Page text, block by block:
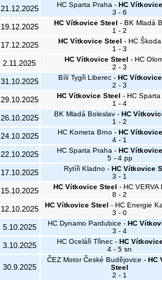
21.12.2025 HC Sparta Praha - HC
3 - 6
19.12.2025 HC Vítkovice Steel - BK Mladá
1 - 2
17.12.2025 HC Vítkovice Steel - HC
1 - 3
2.11.2025 HC Vítkovice Steel - HC
2 - 3
31.10.2025 Bílí Tygři Liberec - HC
2 - 3
29.10.2025 HC Vítkovice Steel - HC
1 - 4
26.10.2025 BK Mladá Boleslav - HC
1 - 2
24.10.2025 HC Kometa Brno - HC
4 - 1
22.10.2025 HC Sparta Praha - HC
5 - 4 pp
17.10.2025 Rytíři Kladno - HC Vítkovice
3 - 1
15.10.2025 HC Vítkovice Steel - HC VERVA
8 - 2
12.10.2025 HC Vítkovice Steel - HC Energie
3 - 0
5.10.2025 HC Dynamo Pardubice - HC
3 - 4
3.10.2025 HC Oceláři Třinec - HC
4 - 5 sn
30.9.2025
ČEZ Motor České Budějovice - HC
Steel
2 - 1